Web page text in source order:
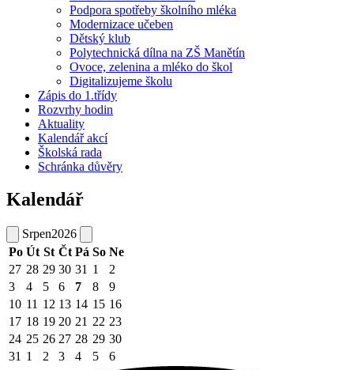
Podpora spotřeby školního mléka
Modernizace učeben
Dětský klub
Polytechnická dílna na ZŠ Manětín
Ovoce, zelenina a mléko do škol
Digitalizujeme školu
Zápis do 1.třídy
Rozvrhy hodin
Aktuality
Kalendář akcí
Školská rada
Schránka důvěry
Kalendář
Srpen2026
Po Út St Čt Pá So Ne
27 28 29 30 31 1
2
3
4 5 6 7 8
9
10 11 12 13 14 15 16
17 18 19 20 21 22 23
24 25 26 27 28 29 30
31 1 2 3 4 5 6